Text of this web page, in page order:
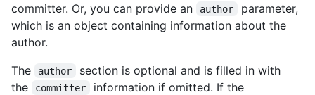
committer. Or, you can provide an
author
parameter,
which is an object containing information about the
author.
The
author
section is optional and is filled in with
the
committer information if omitted. If the